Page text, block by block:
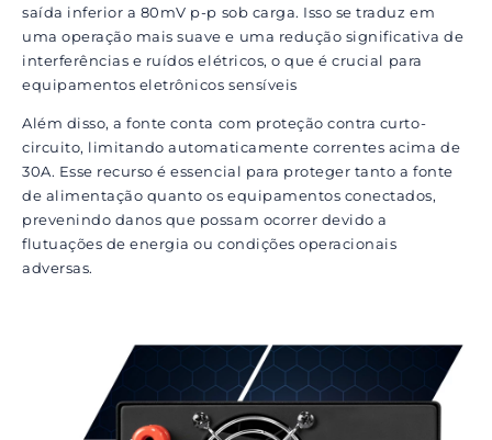
saída inferior a 80mV p-p sob carga. Isso se traduz em
uma operação mais suave e uma redução significativa de
interferências e ruídos elétricos, o que é crucial para
equipamentos eletrônicos sensíveis
Além disso, a fonte conta com proteção contra curto-
circuito, limitando automaticamente correntes acima de
30A. Esse recurso é essencial para proteger tanto a fonte
de alimentação quanto os equipamentos conectados,
prevenindo danos que possam ocorrer devido a
flutuações de energia ou condições operacionais
adversas.